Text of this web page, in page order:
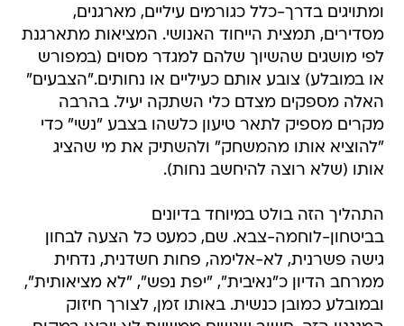
ומתויגים בדרך-כלל כגורמים עיליים, מארגנים,
מסדירים, תמצית הייחוד האנושי. המציאות מתארגנת
לפי מושגים שהשיוך שלהם למגדר מסוים (במפורש
או במובלע) צובע אותם כעיליים או נחותים."הצבעים"
האלה מספקים מצדם כלי השתקה יעיל. בהרבה
מקרים מספיק לתאר טיעון כלשהו בצבע "נשי" כדי
"להוציא אותו מהמשחק" ולהשתיק את מי שהציג
אותו (שלא רוצה להיחשב נחות).
התהליך הזה בולט במיוחד בדיונים
בביטחון-לוחמה-צבא. שם, כמעט כל הצעה לבחון
גישה פשרנית, לא-אלימה, פחות חשדנית, נדחית
ממרחב הדיון כ"נאיבית", "יפת נפש", "לא מציאותית",
ובמובלע כמובן כנשית. באותו זמן, לצורך חיזוק